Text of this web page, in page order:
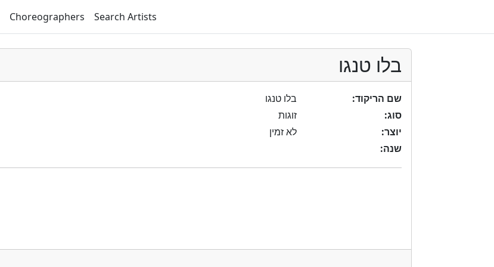
Choreographers Search Artists
בלו טנגו
שם הריקוד:
בלו טנגו
סוג:
זוגות
יוצר:
לא זמין
שנה: